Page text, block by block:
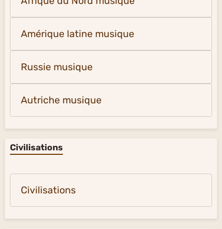
Amérique latine musique
Russie musique
Autriche musique
Civilisations
Civilisations